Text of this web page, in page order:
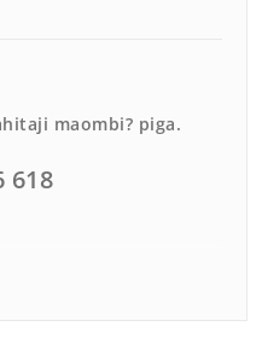
maombi? piga.
618